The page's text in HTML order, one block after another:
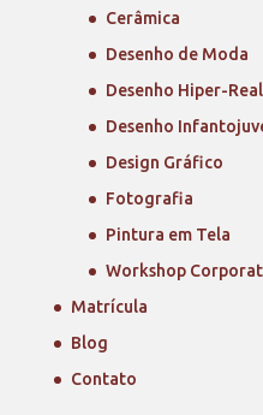
Cerâmica
Desenho de Moda
Desenho Hiper-
Desenho
Design Gráfico
Fotografia
Pintura em Tela
Workshop
Matrícula
Blog
Contato